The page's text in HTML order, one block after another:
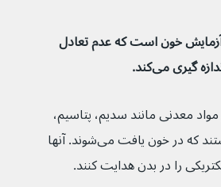
خون است که عدم تعادل
گیری می‌کند.
نمک‌ها و مواد معدنی مانند سدیم، پتاسیم،
کلرید و بی کربنات هستند که در خون یافت می‌شوند. آنها